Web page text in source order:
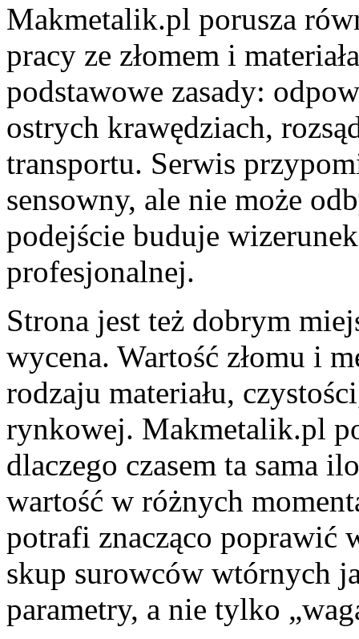
Makmetalik.pl porusza
pracy ze złomem i
podstawowe zasady:
ostrych krawędziach,
transportu. Serwis
sensowny, ale nie może
podejście buduje
profesjonalnej.
Strona jest też dobrym
wycena. Wartość złomu i
rodzaju materiału,
rynkowej. Makmetalik.pl
dlaczego czasem ta sama
wartość w różnych
potrafi znacząco poprawić
skup surowców wtórnych
parametry, a nie tylko